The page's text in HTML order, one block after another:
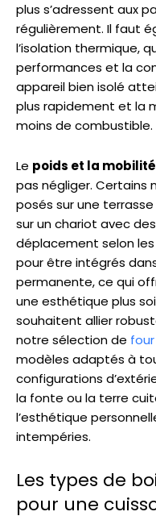
plus s’adressent aux
régulièrement. Il faut
l’isolation thermique,
performances et la
appareil bien isolé
plus rapidement et la
moins de combustible.
Le poids et la mobilité
pas négliger. Certains
posés sur une
sur un chariot avec
déplacement selon les
pour être intégrés
permanente, ce qui
une esthétique plus
souhaitent allier
notre sélection de
modèles adaptés à
configurations
la fonte ou la terre
l’esthétique
intempéries.
Les types de
pour une